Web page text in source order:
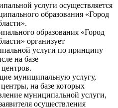
услуги осуществляется
образования «Город
образования «Город
организует
услуги по принципу
на базе
муниципальную услугу,
на базе которых
муниципальной услуги,
осуществления